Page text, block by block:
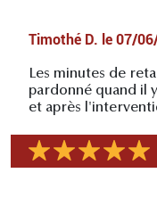
Timothé D. le 07/
Les minutes de
pardonné quand il
et après